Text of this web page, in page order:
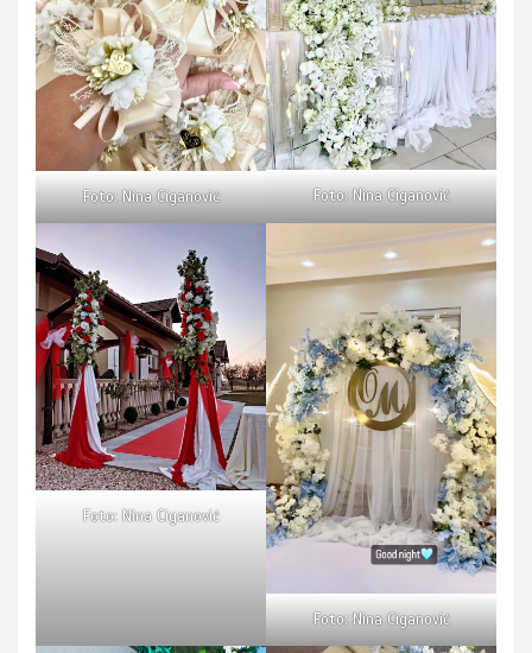
Foto: Nina Ciganović Foto: Nina Ciganović
Foto: Nina Ciganović
Foto: Nina Ciganović